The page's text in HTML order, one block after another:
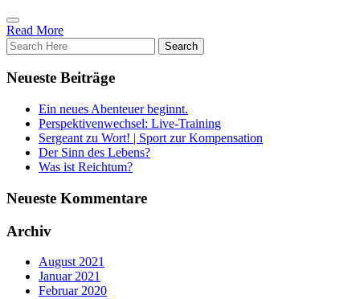
Read More
Neueste Beiträge
Ein neues Abenteuer beginnt.
Perspektivenwechsel: Live-Training
Sergeant zu Wort! | Sport zur Kompensation
Der Sinn des Lebens?
Was ist Reichtum?
Neueste Kommentare
Archiv
August 2021
Januar 2021
Februar 2020